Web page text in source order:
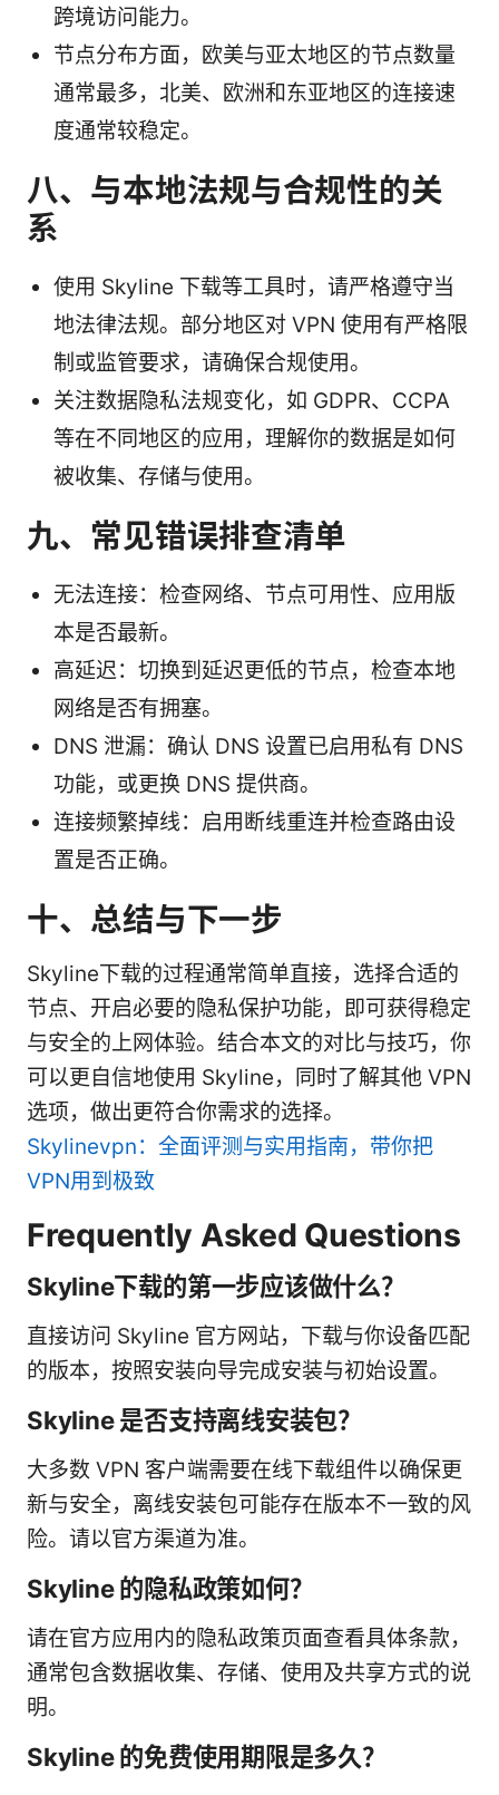
跨境访问能力。
节点分布方面，欧美与亚太地区的节点数量
通常最多，北美、欧洲和东亚地区的连接速
度通常较稳定。
八、与本地法规与合规性的关
系
使用 Skyline 下载等工具时，请严格遵守当
地法律法规。部分地区对 VPN 使用有严格限
制或监管要求，请确保合规使用。
关注数据隐私法规变化，如 GDPR、CCPA
等在不同地区的应用，理解你的数据是如何
被收集、存储与使用。
九、常见错误排查清单
无法连接：检查网络、节点可用性、应用版
本是否最新。
高延迟：切换到延迟更低的节点，检查本地
网络是否有拥塞。
DNS 泄漏：确认 DNS 设置已启用私有 DNS
功能，或更换 DNS 提供商。
连接频繁掉线：启用断线重连并检查路由设
置是否正确。
十、总结与下一步
Skyline下载的过程通常简单直接，选择合适的
节点、开启必要的隐私保护功能，即可获得稳定
与安全的上网体验。结合本文的对比与技巧，你
可以更自信地使用 Skyline，同时了解其他 VPN
选项，做出更符合你需求的选择。
Skylinevpn：全面评测与实用指南，带你把
VPN用到极致
Frequently Asked Questions
Skyline下载的第一步应该做什么？
直接访问 Skyline 官方网站，下载与你设备匹配
的版本，按照安装向导完成安装与初始设置。
Skyline 是否支持离线安装包？
大多数 VPN 客户端需要在线下载组件以确保更
新与安全，离线安装包可能存在版本不一致的风
险。请以官方渠道为准。
Skyline 的隐私政策如何？
请在官方应用内的隐私政策页面查看具体条款，
通常包含数据收集、存储、使用及共享方式的说
明。
Skyline 的免费使用期限是多久？